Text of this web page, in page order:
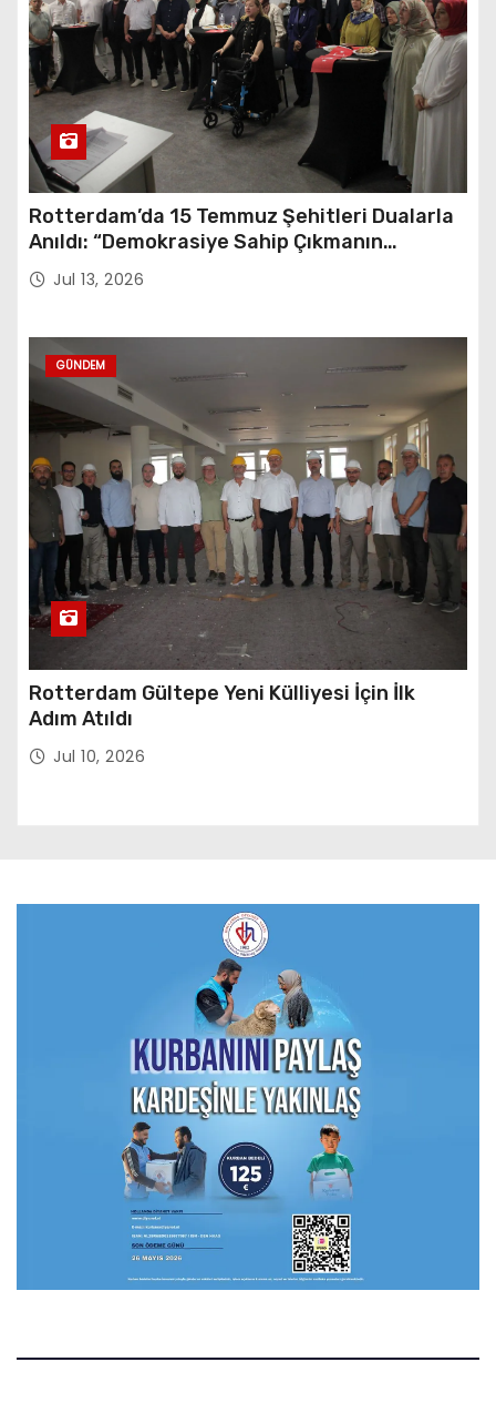
Rotterdam’da 15 Temmuz Şehitleri Dualarla
Anıldı: “Demokrasiye Sahip Çıkmanın
Sembolü”
Jul 13, 2026
GÜNDEM
Rotterdam Gültepe Yeni Külliyesi İçin İlk
Adım Atıldı
Jul 10, 2026